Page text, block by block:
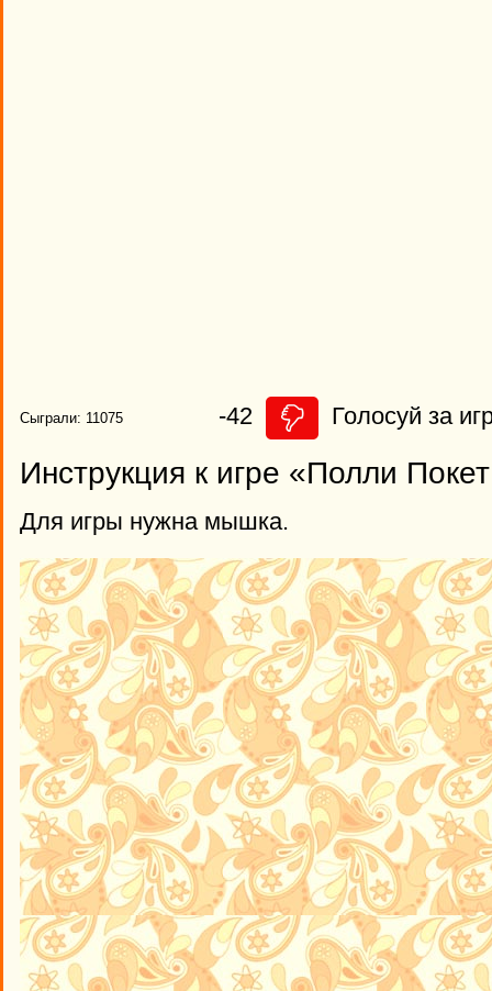
Сыграли: 11075 -42 Голосуй за
Инструкция к игре «Полли
Для игры нужна мышка.